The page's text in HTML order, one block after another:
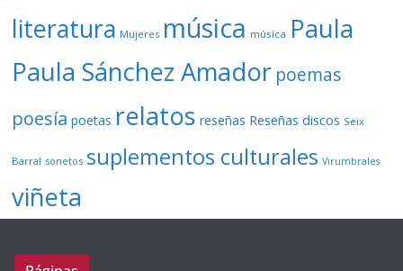
literatura Mujeres música música Paula
Paula Sánchez Amador poemas
poesía poetas relatos reseñas Reseñas discos Seix
Barral sonetos suplementos culturales Virumbrales
viñeta